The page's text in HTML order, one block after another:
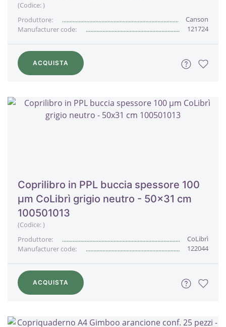
(Codice:)
Produttore:
Canson
Manufacturer code:
121724
ACQUISTA
Coprilibro in PPL buccia spessore 100
μm CoLibrì grigio neutro - 50x31 cm
100501013
(Codice:)
Produttore:
CoLibrì
Manufacturer code:
122044
ACQUISTA